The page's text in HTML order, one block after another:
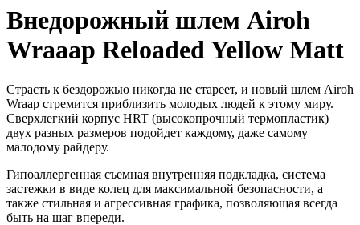
Внедорожный шлем Airoh
Wraaap Reloaded Yellow Matt
Страсть к бездорожью никогда не стареет, и новый шлем Airoh
Wraap стремится приблизить молодых людей к этому миру.
Сверхлегкий корпус HRT (высокопрочный термопластик)
двух разных размеров подойдет каждому, даже самому
малодому райдеру.
Гипоаллергенная съемная внутренняя подкладка, система
застежки в виде колец для максимальной безопасности, а
также стильная и агрессивная графика, позволяющая всегда
быть на шаг впереди.